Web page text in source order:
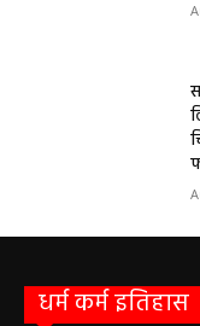
धर्म कर्म इतिहास